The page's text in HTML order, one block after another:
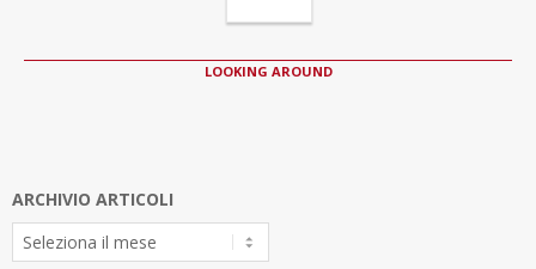
LOOKING AROUND
ARCHIVIO ARTICOLI
Archivio
Articoli